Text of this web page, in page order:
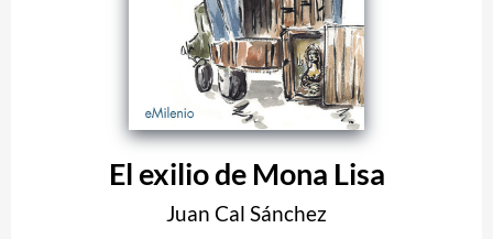
El exilio de Mona Lisa
Juan Cal Sánchez